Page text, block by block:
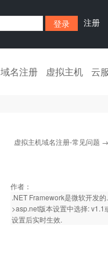
注册
域名注册 虚拟主机 云
虚拟主机域名注册-常见问题
作者：
.NET Framework是微软开发
>asp.net版本设置中选择: v1.1
设置后实时生效.